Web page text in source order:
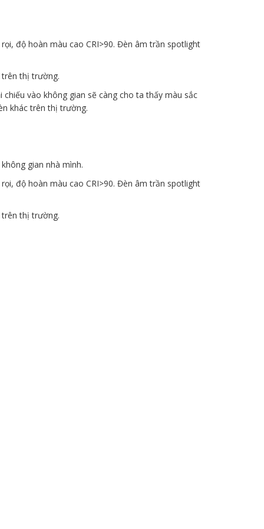
độ hoàn màu cao CRI>90. Đèn âm trần spotlight
trên thị trường.
vào không gian sẽ càng cho ta thấy màu sắc
khác trên thị trường.
gian nhà mình.
độ hoàn màu cao CRI>90. Đèn âm trần spotlight
trên thị trường.